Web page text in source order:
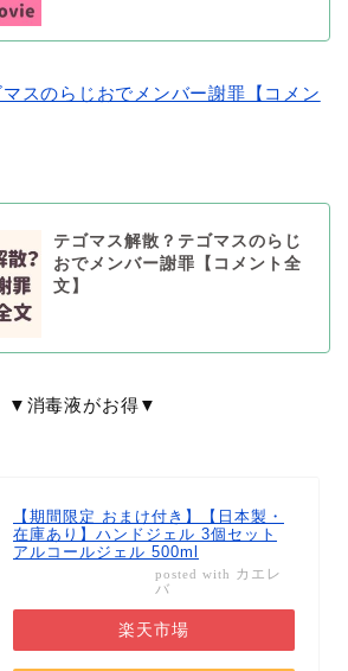
スのらじおでメンバー謝罪【コメン
テゴマス解散？テゴマスのらじ
おでメンバー謝罪【コメント全
文】
▼消毒液がお得▼
【期間限定 おまけ付き】【日本製・
在庫あり】ハンドジェル 3個セット
アルコールジェル 500ml
posted with カエレ
バ
楽天市場